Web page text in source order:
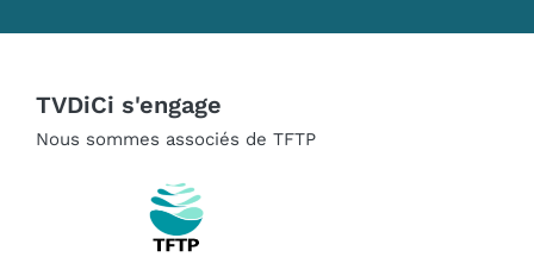
TVDiCi s'engage
Nous sommes associés de TFTP